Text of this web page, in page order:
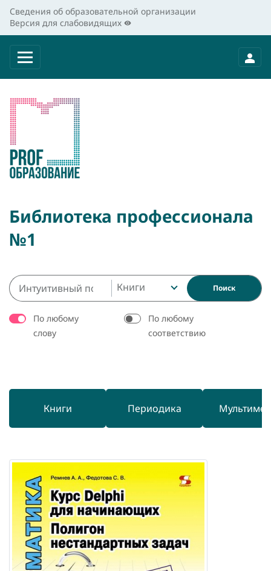
Сведения об образовательной организации
Версия для слабовидящих
Библиотека профессионала
№1
Книги Поиск
По любому
слову
По любому
соответствию
Книги Периодика